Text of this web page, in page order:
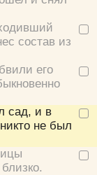
состав из
его
сад, и в
не был